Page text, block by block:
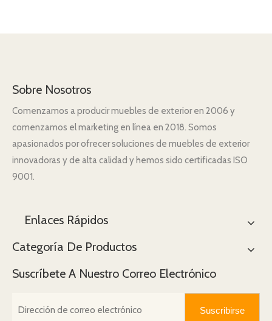
Sobre Nosotros
Comenzamos a producir muebles de exterior en 2006 y
comenzamos el marketing en línea en 2018. Somos
apasionados por ofrecer soluciones de muebles de exterior
innovadoras y de alta calidad y hemos sido certificadas ISO
9001.
Enlaces Rápidos
Categoría De Productos
Suscríbete A Nuestro Correo Electrónico
Suscribirse